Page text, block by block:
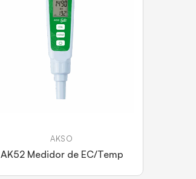
AKSO
AK52 Medidor de EC/Temp